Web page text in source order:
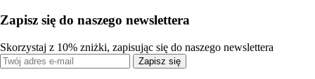
Zapisz się do naszego newslettera
Skorzystaj z 10% zniżki, zapisując się do naszego newslettera
Zapisz się